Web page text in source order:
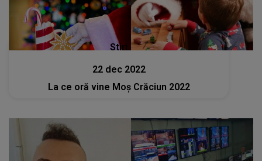
Stiri
22 dec 2022
La ce oră vine Moș Crăciun 2022